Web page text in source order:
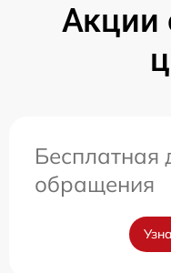
Акции
Бесплатная
обращения